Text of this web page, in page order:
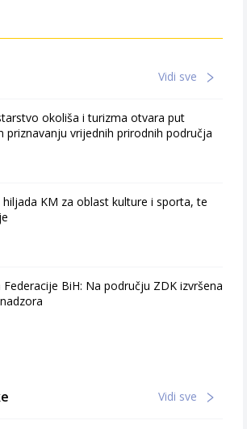
Vidi sve
okoliša i turizma otvara put
priznavanju vrijednih prirodnih područja
hiljada KM za oblast kulture i sporta, te
BiH: Na području ZDK izvršena
Vidi sve